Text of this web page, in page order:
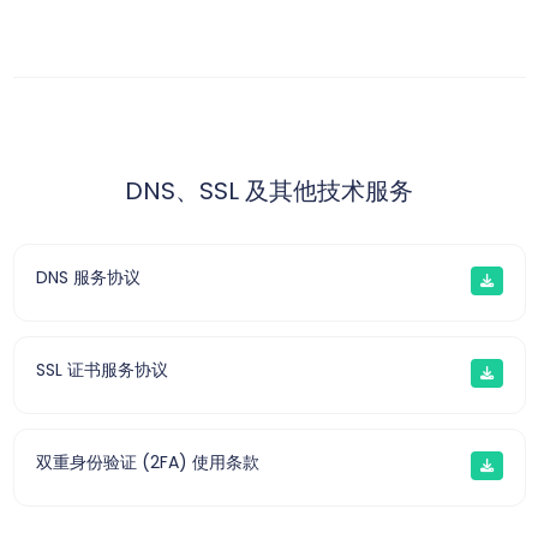
DNS、SSL 及其他技术服务
DNS 服务协议
SSL 证书服务协议
双重身份验证 (2FA) 使用条款